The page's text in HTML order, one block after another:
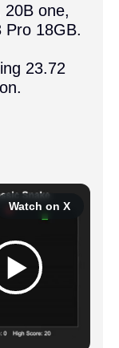
20B one,
Pro 18GB.
23.72
Watch on X